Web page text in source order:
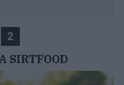
2
SIRTFOOD